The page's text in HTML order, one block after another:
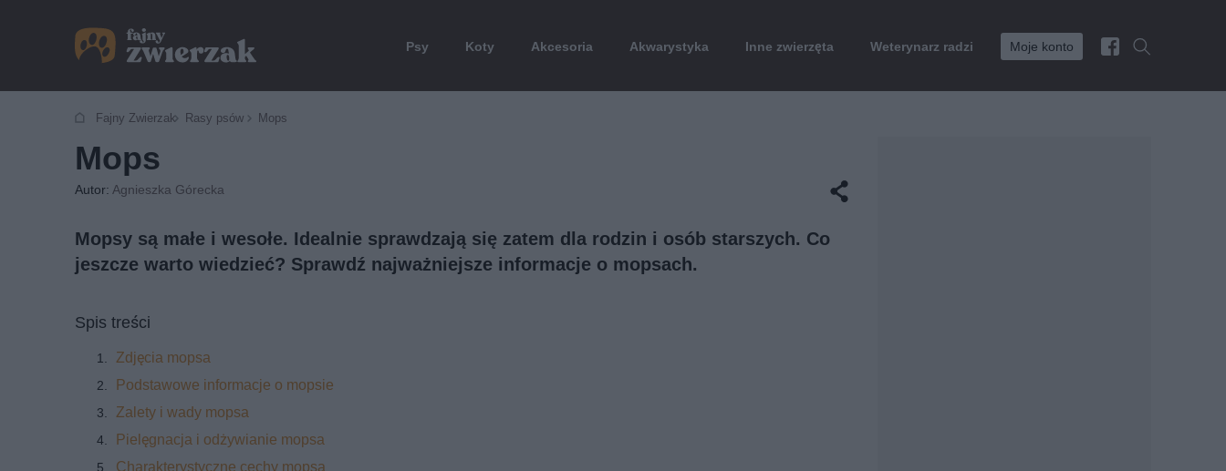
Psy Koty Akcesoria Akwarystyka Inne zwierzęta Weterynarz radzi Moje konto
Fajny Zwierzak Rasy psów Mops
Mops
Autor: Agnieszka Górecka
Mopsy są małe i wesołe. Idealnie sprawdzają się zatem dla rodzin i osób starszych. Co
jeszcze warto wiedzieć? Sprawdź najważniejsze informacje o mopsach.
Spis treści
Zdjęcia mopsa
Podstawowe informacje o mopsie
Zalety i wady mopsa
Pielęgnacja i odżywianie mopsa
Charakterystyczne cechy mopsa